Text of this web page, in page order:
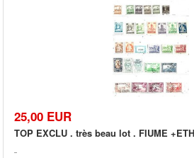
25,00 EUR
TOP EXCLU . très beau lot . FIUME